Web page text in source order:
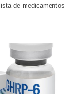
de medicamentos